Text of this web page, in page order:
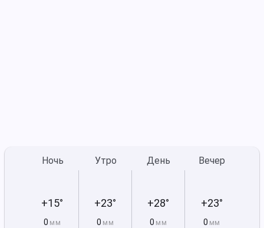
Ночь
+15°
0 мм
Утро
+23°
0 мм
День
+28°
0 мм
Вечер
+23°
0 мм